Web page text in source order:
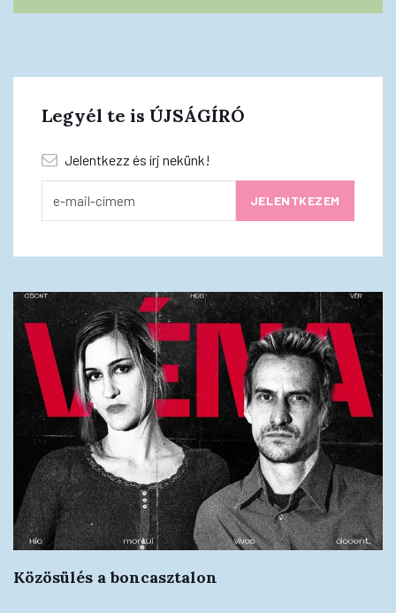
Legyél te is ÚJSÁGÍRÓ
Jelentkezz és írj nekünk!
Közösülés a boncasztalon